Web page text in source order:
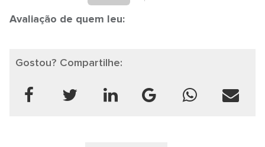
Avaliação de quem leu:
Gostou? Compartilhe: